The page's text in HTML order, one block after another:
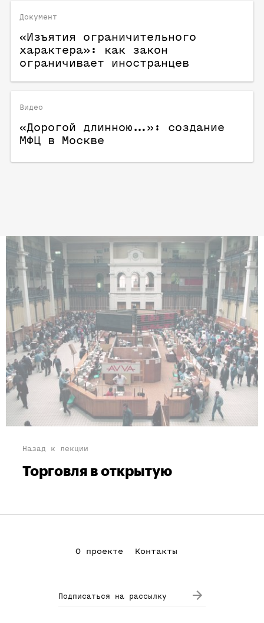
Документ
«Изъятия ограничительного
характера»: как закон
ограничивает иностранцев
Видео
«Дорогой длинною…»: создание
МФЦ в Москве
Назад к лекции
Торговля в открытую
О проекте Контакты
Подписаться на рассылку